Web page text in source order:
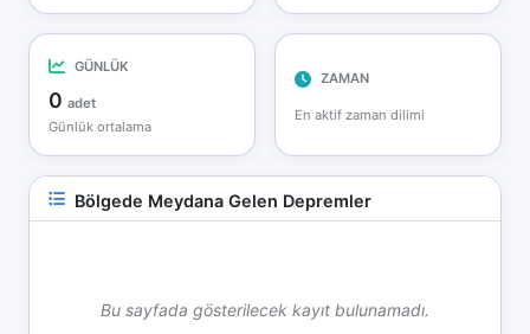
GÜNLÜK
0 adet
Günlük ortalama
ZAMAN
En aktif zaman dilimi
Bölgede Meydana Gelen Depremler
Bu sayfada gösterilecek kayıt bulunamadı.